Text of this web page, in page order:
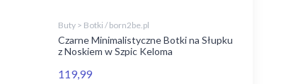
Buty > Botki / born2be.pl
Czarne Minimalistyczne Botki na Słupku
z Noskiem w Szpic Keloma
119,99